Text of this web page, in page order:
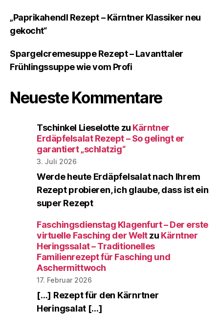
„Paprikahendl Rezept – Kärntner Klassiker neu
gekocht“
Spargelcremesuppe Rezept – Lavanttaler
Frühlingssuppe wie vom Profi
Neueste Kommentare
Tschinkel Lieselotte zu Kärntner
Erdäpfelsalat Rezept – So gelingt er
garantiert „schlatzig“
3. Juli 2026
Werde heute Erdäpfelsalat nach Ihrem
Rezept probieren, ich glaube, dass ist ein
super Rezept
Faschingsdienstag Klagenfurt – Der erste
virtuelle Fasching der Weltzu Kärntner
Heringssalat – Traditionelles
Familienrezept für Fasching und
Aschermittwoch
17. Februar 2026
[…] Rezept für den Kärnrtner
Heringsalat […]